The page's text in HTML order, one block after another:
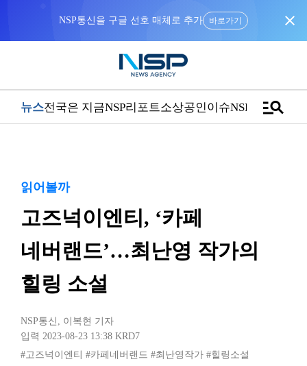
NSP통신을 구글 선호 매체로 추가 바로가기 close
뉴스전국은 지금NSP리포트소상공인이슈NSPTVmanage_search
읽어볼까
고즈넉이엔티, ‘카페
네버랜드’…최난영 작가의
힐링 소설
NSP통신 , 이복현 기자
입력 2023-08-23 13:38 KRD7
#고즈넉이엔티 #카페네버랜드 #최난영작가 #힐링소설